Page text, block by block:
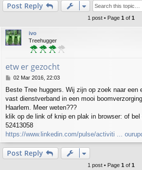
Post Reply
1 post • Page 1 of 1
ivo
Treehugger
etw er gezocht
P
s
t
02 Mar 2016, 22:03
Beste Tree huggers. Wij zijn op zoek naar een
vast dienstverband in een mooi
Haarlem. Meer weten???
klik op de link of knip en plak in browser: of
52413058
https://www.linkedin.com/pulse/activiti ...
Post Reply
1 post • Page 1 of 1